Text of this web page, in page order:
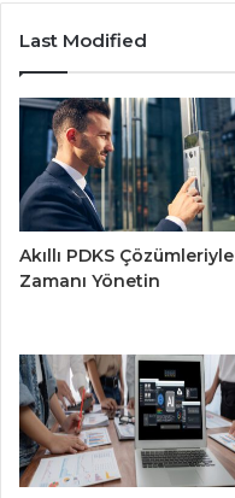
Last Modified
Akıllı PDKS Çözümleriyle
Zamanı Yönetin